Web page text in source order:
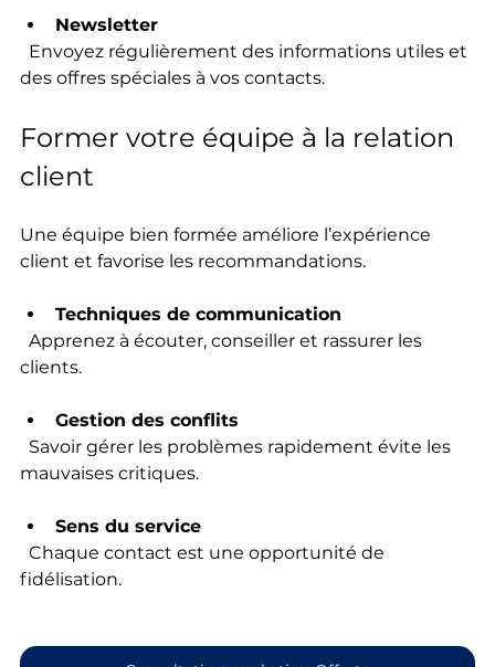
Newsletter
des offres spéciales à vos contacts.
Former votre équipe à la relation
client
Une équipe bien formée améliore l’expérience
client et favorise les recommandations.
Techniques de communication
clients.
Gestion des conflits
mauvaises critiques.
Sens du service
fidélisation.